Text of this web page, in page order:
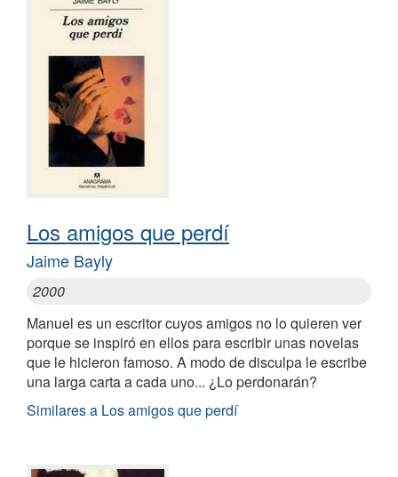
Los amigos que perdí
Jaime Bayly
2000
Manuel es un escritor cuyos amigos no lo quieren ver
porque se inspiró en ellos para escribir unas novelas
que le hicieron famoso. A modo de disculpa le escribe
una larga carta a cada uno... ¿Lo perdonarán?
Similares a Los amigos que perdí